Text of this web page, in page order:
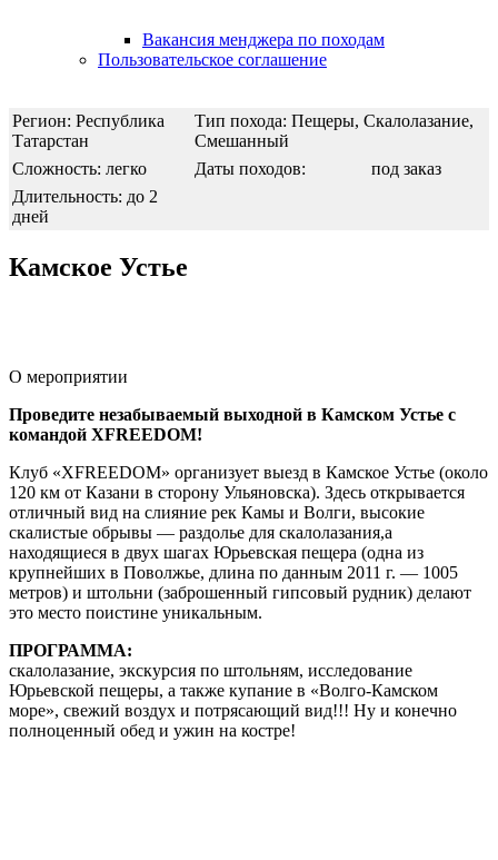
Вакансия менджера по походам
Пользовательское соглашение
Регион: Республика
Татарстан
Тип похода: Пещеры, Скалолазание,
Смешанный
Сложность: легко
Даты походов:
под заказ
Длительность: до 2
дней
Камское Устье
О мероприятии
Проведите незабываемый выходной в Камском Устье с
командой XFREEDOM!
Клуб «XFREEDOM» организует выезд в Камское Устье (около
120 км от Казани в сторону Ульяновска). Здесь открывается
отличный вид на слияние рек Камы и Волги, высокие
скалистые обрывы — раздолье для скалолазания,а
находящиеся в двух шагах Юрьевская пещера (одна из
крупнейших в Поволжье, длина по данным 2011 г. — 1005
метров) и штольни (заброшенный гипсовый рудник) делают
это место поистине уникальным.
ПРОГРАММА:
скалолазание, экскурсия по штольням, исследование
Юрьевской пещеры, а также купание в «Волго-Камском
море», свежий воздух и потрясающий вид!!! Ну и конечно
полноценный обед и ужин на костре!